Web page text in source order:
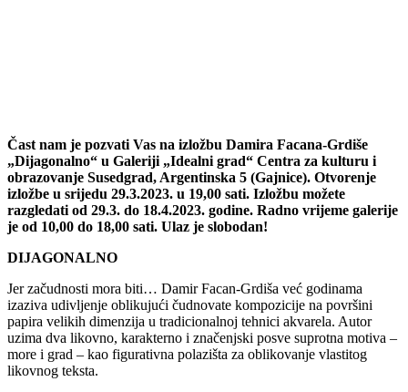
Čast nam je pozvati Vas na izložbu Damira Facana-Grdiše
„Dijagonalno“ u Galeriji „Idealni grad“ Centra za kulturu i
obrazovanje Susedgrad, Argentinska 5 (Gajnice). Otvorenje
izložbe u srijedu 29.3.2023. u 19,00 sati. Izložbu možete
razgledati od 29.3. do 18.4.2023. godine. Radno vrijeme galerije
je od 10,00 do 18,00 sati. Ulaz je slobodan!
DIJAGONALNO
Jer začudnosti mora biti… Damir Facan-Grdiša već godinama
izaziva udivljenje oblikujući čudnovate kompozicije na površini
papira velikih dimenzija u tradicionalnoj tehnici akvarela. Autor
uzima dva likovno, karakterno i značenjski posve suprotna motiva –
more i grad – kao figurativna polazišta za oblikovanje vlastitog
likovnog teksta.